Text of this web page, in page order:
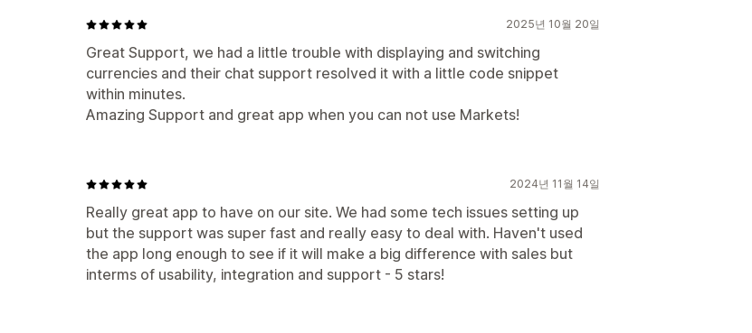
2025년 10월 20일
Great Support, we had a little trouble with displaying and switching
currencies and their chat support resolved it with a little code snippet
within minutes.
Amazing Support and great app when you can not use Markets!
2024년 11월 14일
Really great app to have on our site. We had some tech issues setting up
but the support was super fast and really easy to deal with. Haven't used
the app long enough to see if it will make a big difference with sales but
interms of usability, integration and support - 5 stars!